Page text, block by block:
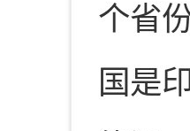
个省
国是